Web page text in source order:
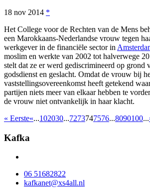
18 nov 2014 *
Het College voor de Rechten van de Mens
een Marokkaans-Nederlandse vrouw tegen
werkgever in de financiële sector in
moslim en werkte van 2002 tot halverwege
stelt dat ze er werd gediscrimineerd op grond
godsdienst en geslacht. Omdat de vrouw bij
vaststellingsovereenkomst heeft getekend
partijen niets meer van elkaar hebben te
de vrouw niet ontvankelijk in haar klacht.
« Eerste«...102030...7273747576...8090100...
Kafka
06 51682822
kafkanet@xs4all.nl